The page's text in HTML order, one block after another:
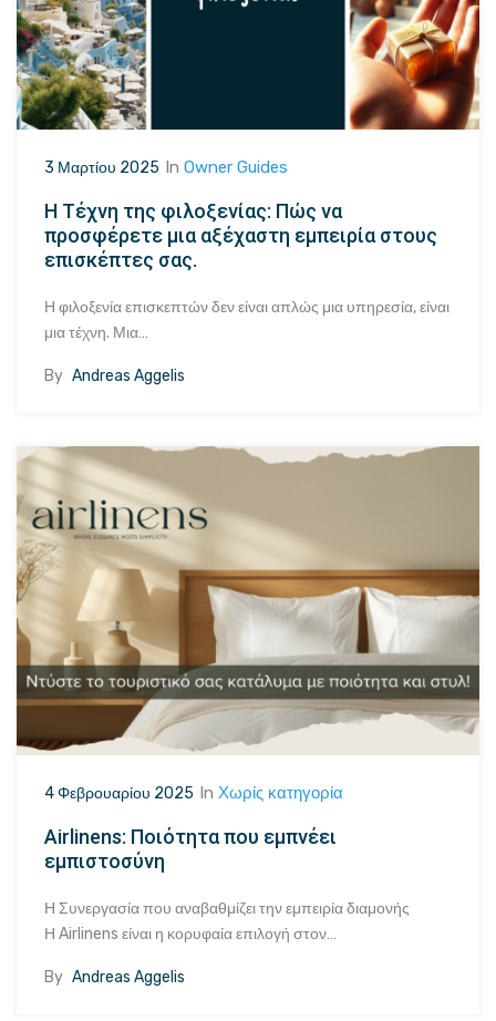
3 Μαρτίου 2025 In Owner Guides
Η Τέχνη της φιλοξενίας: Πώς να
προσφέρετε μια αξέχαστη εμπειρία στους
επισκέπτες σας.
Η φιλοξενία επισκεπτών δεν είναι απλώς μια υπηρεσία, είναι
μια τέχνη. Μια…
By Andreas Aggelis
4 Φεβρουαρίου 2025 In Χωρίς κατηγορία
Airlinens: Ποιότητα που εμπνέει
εμπιστοσύνη
Η Συνεργασία που αναβαθμίζει την εμπειρία διαμονής
Η Airlinens είναι η κορυφαία επιλογή στον…
By Andreas Aggelis